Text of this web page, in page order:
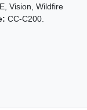
Vision, Wildfire
CC-C200.